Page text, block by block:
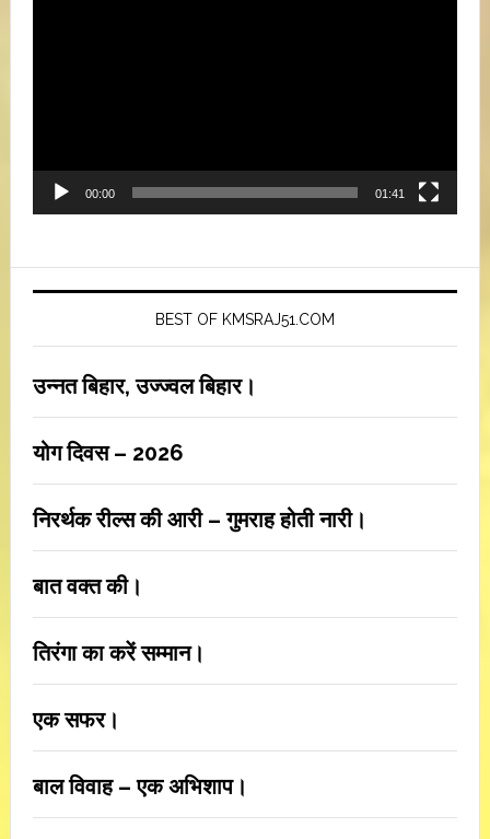
00:00 01:41
BEST OF KMSRAJ51.COM
उन्नत बिहार, उज्ज्वल बिहार।
योग दिवस – 2026
निरर्थक रील्स की आरी – गुमराह होती नारी।
बात वक्त की।
तिरंगा का करें सम्मान।
एक सफर।
बाल विवाह – एक अभिशाप।